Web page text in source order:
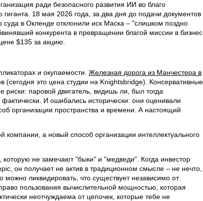
ради безопасного развития ИИ во благо
гиганта. 18 мая 2026 года, за два дня до подачи документов
в Окленде отклонили иск Маска – "слишком поздно
конкурента в превращении благой миссии в бизнес,
$135 за акцию.
и окупаемости. Железная дорога из Манчестера в
(сегодня это цена студии на Knightsbridge). Консервативные
риски: паровой двигатель, видишь ли, был тогда
И ошибались исторически: они оценивали
организации пространства и времени. А настоящий
компании, а новый способ организации интеллектуального
которую не замечают "быки" и "медведи". Когда инвестор
он получает не актив в традиционном смысле – не нечто,
ликвидировать, что существует независимо от
пользования вычислительной мощностью, которая
неотчуждаема от цепочек, которые тебе не